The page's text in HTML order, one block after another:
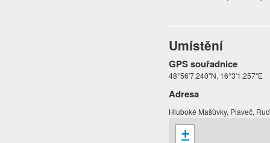
Umístění
GPS souřadnice
48°56'7.240"N, 16°3'1.257"E
Adresa
Hluboké Mašůvky, Plaveč,
+